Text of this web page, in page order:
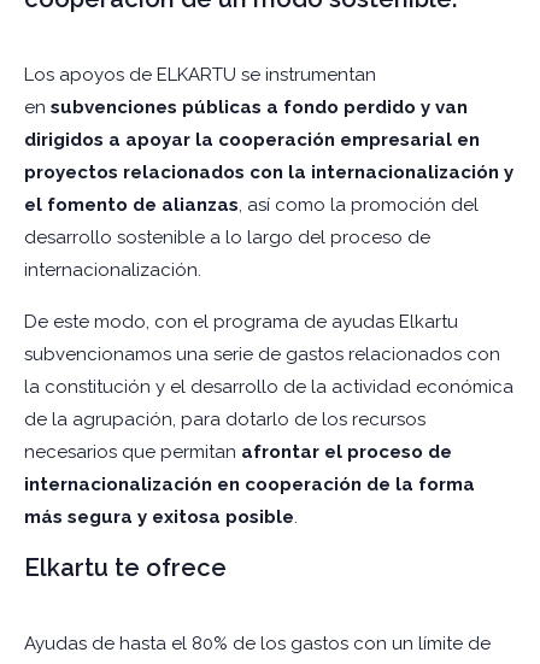
Los apoyos de ELKARTU se instrumentan
en subvenciones públicas a fondo perdido y van
dirigidos a apoyar la cooperación empresarial en
proyectos relacionados con la internacionalización y
el fomento de alianzas, así como la promoción del
desarrollo sostenible a lo largo del proceso de
internacionalización.
De este modo, con el programa de ayudas Elkartu
subvencionamos una serie de gastos relacionados con
la constitución y el desarrollo de la actividad económica
de la agrupación, para dotarlo de los recursos
necesarios que permitan afrontar el proceso de
internacionalización en cooperación de la forma
más segura y exitosa posible.
Elkartu te ofrece
Ayudas de hasta el 80% de los gastos con un límite de